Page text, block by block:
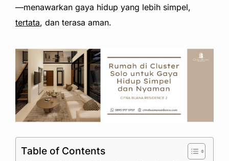
—menawarkan gaya hidup yang lebih simpel,
tertata, dan terasa aman.
Table of Contents